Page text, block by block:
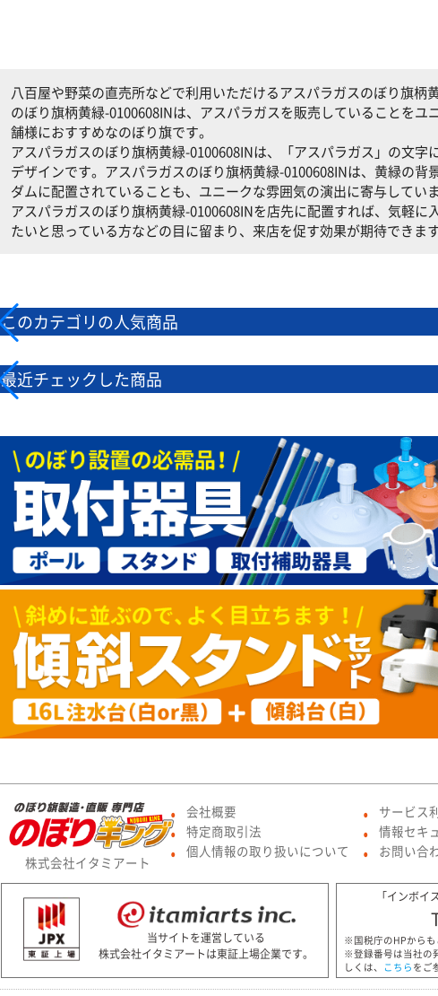
八百屋や野菜の直売所などで利用いただけるアスパラガスのぼり旗柄
のぼり旗柄黄緑-0100608INは、アスパラガスを販売していることをユ
舗様におすすめなのぼり旗です。
アスパラガスのぼり旗柄黄緑-0100608INは、「アスパラガス」の文字
デザインです。アスパラガスのぼり旗柄黄緑-0100608INは、黄緑の背
ダムに配置されていることも、ユニークな雰囲気の演出に寄与していま
アスパラガスのぼり旗柄黄緑-0100608INを店先に配置すれば、気軽に
たいと思っている方などの目に留まり、来店を促す効果が期待できます
このカテゴリの人気商品
最近チェックした商品
株式会社イタミアート
● 会社概要
● 特定商取引法
● 個人情報の取り扱いについて
● サービス
● 情報セキ
● お問い合
当サイトを運営している
株式会社イタミアートは東証上場企業です。
「インボ
※国税庁のHPからも
※登録番号は当社の
しくは、
こちら をご